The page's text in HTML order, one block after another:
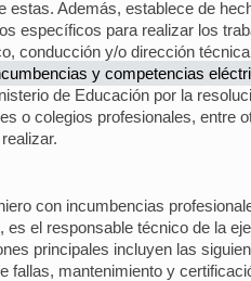
Además, establece de
específicos para realizar los
conducción y/o dirección
y competencias
de Educación por la
o colegios profesionales, entre
con incumbencias
el responsable técnico de la
principales incluyen las
fallas, mantenimiento y